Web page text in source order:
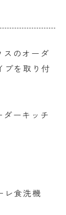
のオーダ
プを取り付
ーキッチ
レ食洗機